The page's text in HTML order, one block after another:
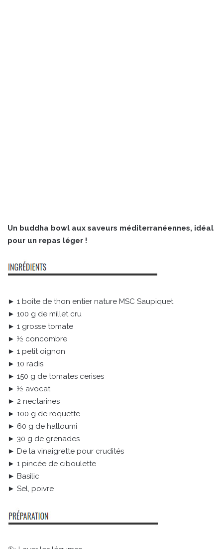
Un buddha bowl aux saveurs méditerranéennes, idéal
pour un repas léger !
► 1 boîte de thon entier nature MSC Saupiquet
► 100 g de millet cru
► 1 grosse tomate
► ½ concombre
► 1 petit oignon
► 10 radis
► 150 g de tomates cerises
► ½ avocat
► 2 nectarines
► 100 g de roquette
► 60 g de halloumi
► 30 g de grenades
► De la vinaigrette pour crudités
► 1 pincée de ciboulette
► Basilic
► Sel, poivre